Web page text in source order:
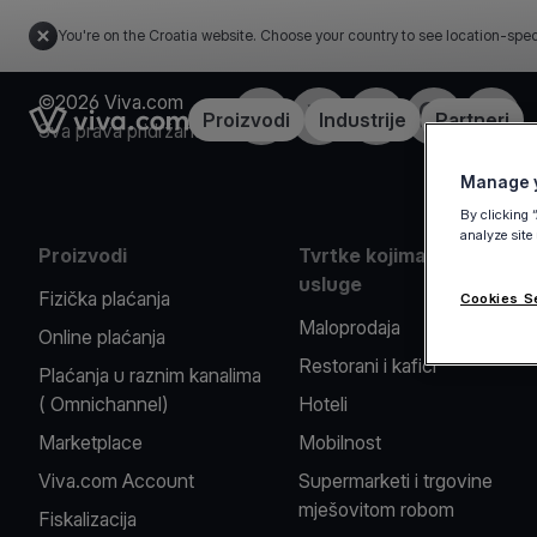
You're on the Croatia website. Choose your country to see location-
Link to the homepageProizvodi Industrije Partneri
©2026 Viva.com
Sva prava pridržana
Facebook LinkedInInstagram
Proizvodi
Fizička plaćanja
Online plaćanja
Plaćanja u raznim kanalima
( Omnichannel)
Marketplace
Viva.com Account
Fiskalizacija
Tvrtke kojima pružamo
usluge
Maloprodaja
Restorani i kafići
Hoteli
Mobilnost
Supermarketi i trgovine
mješovitom robom
Manage
By clicking
analyze
Cookies